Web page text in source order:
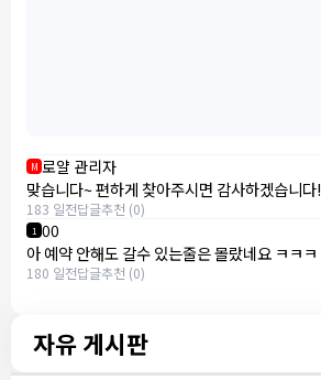
M 로얄 관리자
맞습니다~ 편하게 찾아주시면 감사하겠습니다!
183 일전답글추천 (0)
1 00
아 예약 안해도 갈수 있는줄은 몰랐네요 ㅋㅋㅋ
180 일전답글추천 (0)
자유 게시판